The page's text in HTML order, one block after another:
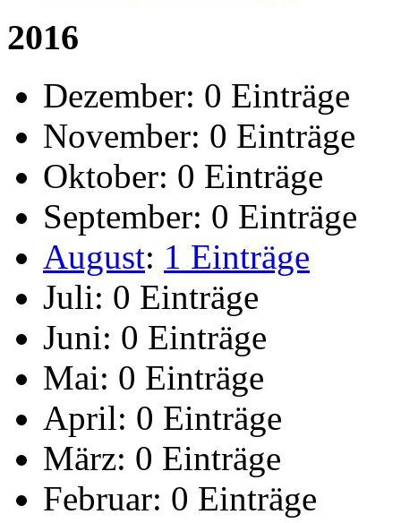
2016
Dezember: 0 Einträge
November: 0 Einträge
Oktober: 0 Einträge
September: 0 Einträge
August: 1 Einträge
Juli: 0 Einträge
Juni: 0 Einträge
Mai: 0 Einträge
April: 0 Einträge
März: 0 Einträge
Februar: 0 Einträge